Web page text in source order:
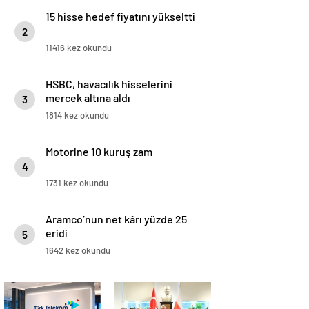
2
15 hisse hedef fiyatını yükseltti
11416 kez okundu
3
HSBC, havacılık hisselerini
mercek altına aldı
1814 kez okundu
4
Motorine 10 kuruş zam
1731 kez okundu
5
Aramco’nun net kârı yüzde 25
eridi
1642 kez okundu